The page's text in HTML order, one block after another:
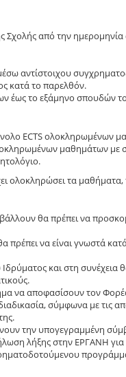
από την
αντίστοιχου
κατά το παρελθόν.
έως το εξάμηνο σπουδών
ECTS ολοκληρωμένων
μαθημάτων με
ολοκληρώσει τα μαθήματα,
θα πρέπει να
να είναι γνωστά
και στη συνέχεια
να αποφασίσουν τον
σύμφωνα με τις
την υπογεγραμμένη
λήξης στην ΕΡΓΑΝΗ για